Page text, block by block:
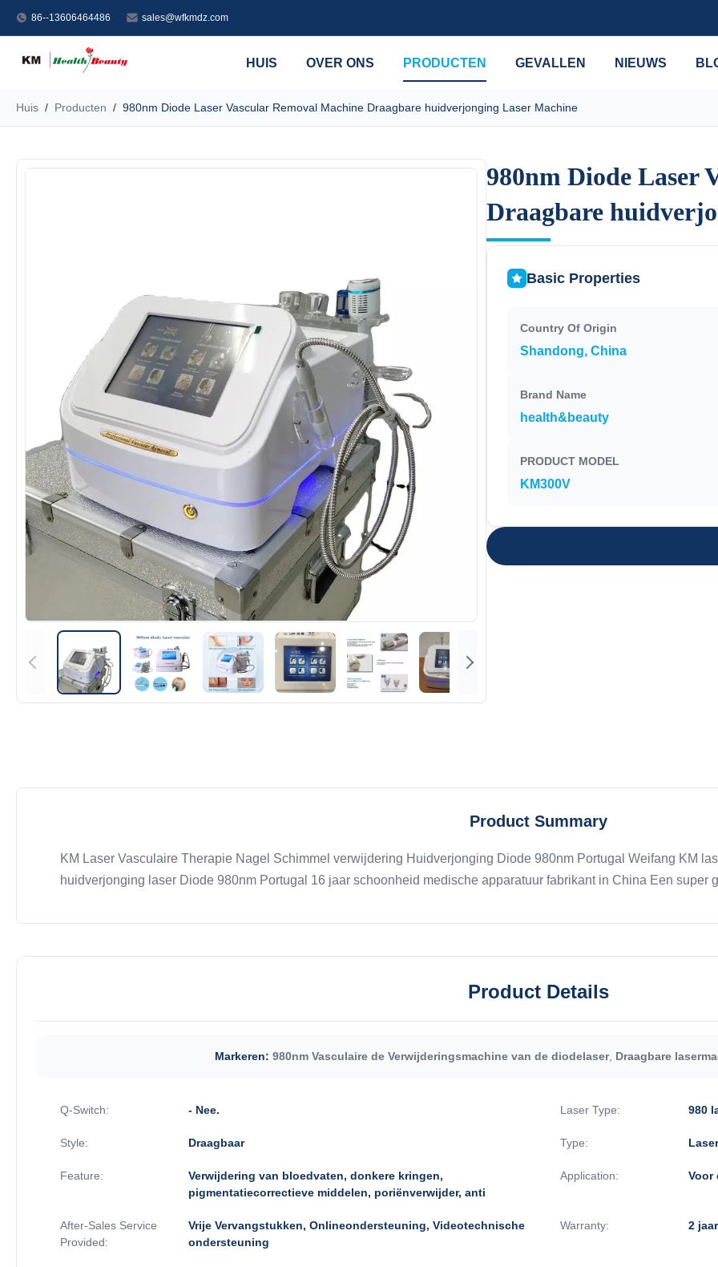
86--13606464486 sales@wfkmdz.com
HUIS OVER ONS PRODUCTEN GEVALLEN NIEUWS
Huis / Producten / 980nm Diode Laser Vascular Removal Machine Draagbare huidverjonging Laser Machine
980nm Diode Laser
Draagbare
980nm Diode Laser
Draagbare
Basic Properties
Country Of Origin
Shandong, China
Brand Name
health&beauty
PRODUCT MODEL
KM300V
Product Summary
KM Laser Vasculaire Therapie Nagel Schimmel verwijdering Huidverjonging Diode 980nm Portugal Weifang KM
huidverjonging laser Diode 980nm Portugal 16 jaar schoonheid medische apparatuur fabrikant in China Een super
Product Details
Markeren: 980nm Vasculaire de Verwijderingsmachine van de diodelaser, Draagbare
Q-Switch: - Nee. Laser Type: 980
Style: Draagbaar Type: Laser
Feature:
Verwijdering van bloedvaten, donkere kringen,
pigmentatiecorrectieve middelen, poriënverwijder, anti
Application: Voor
After-Sales Service
Provided:
Vrije Vervangstukken, Onlineondersteuning, Videotechnische
ondersteuning
Warranty: 2 jaar